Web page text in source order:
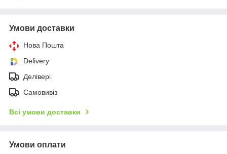
Умови доставки
Нова Пошта
Delivery
Делівері
Самовивіз
Всі умови доставки
Умови оплати